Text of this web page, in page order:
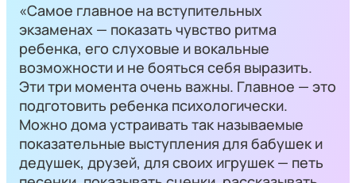
«Самое главное на вступительных
экзаменах — показать чувство ритма
ребенка, его слуховые и вокальные
возможности и не бояться себя выразить.
Эти три момента очень важны. Главное — это
подготовить ребенка психологически.
Можно дома устраивать так называемые
показательные выступления для бабушек и
дедушек, друзей, для своих игрушек — петь